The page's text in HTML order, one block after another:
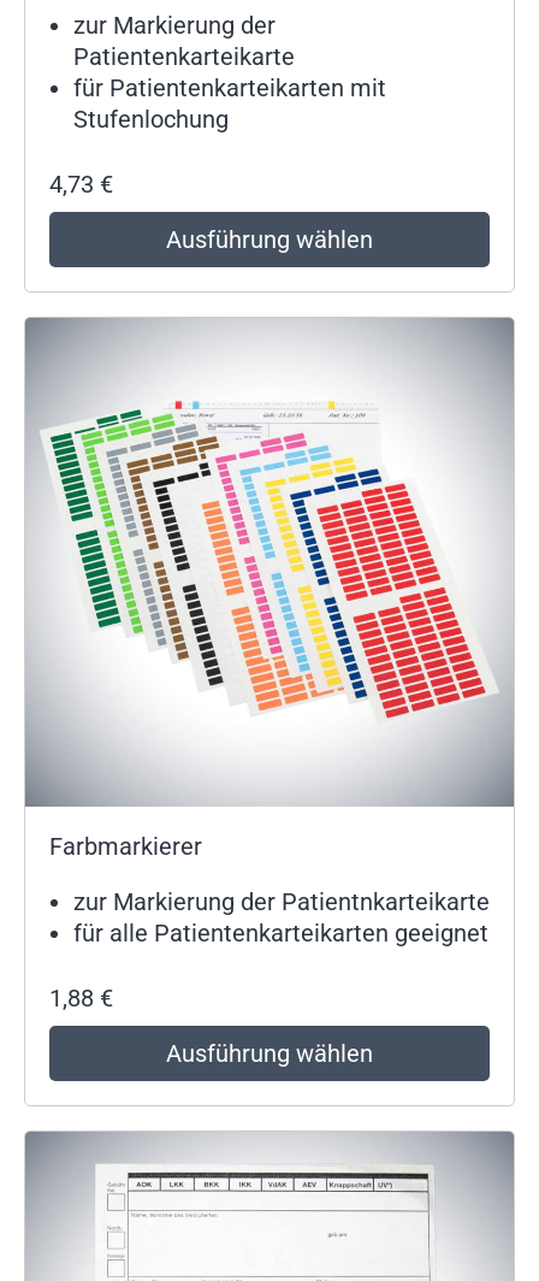
zur Markierung der
Patientenkarteikarte
für Patientenkarteikarten mit
Stufenlochung
4,73 €
Ausführung wählen
Farbmarkierer
zur Markierung der Patientnkarteikarte
für alle Patientenkarteikarten geeignet
1,88 €
Ausführung wählen